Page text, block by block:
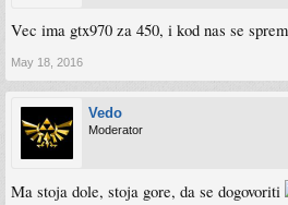
Vec ima gtx970 za 450, i kod nas se
May 18, 2016
Vedo
Moderator
Ma stoja dole, stoja gore, da se dogovoriti